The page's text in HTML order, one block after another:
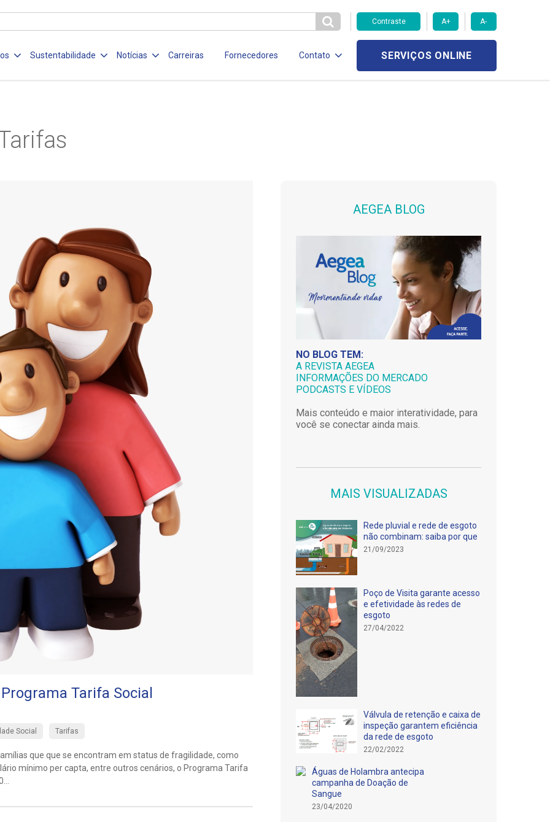
Contraste A+ A-
Sustentabilidade Notícias Carreiras Fornecedores Contato SERVIÇOS ONLINE
Tarifa Social
Social Tarifas
que que se encontram em status de fragilidade, como
mínimo per capta, entre outros cenários, o Programa Tarifa
AEGEA BLOG
NO BLOG TEM:
A REVISTA AEGEA
INFORMAÇÕES DO MERCADO
PODCASTS E VÍDEOS
Mais conteúdo e maior interatividade, para
você se conectar ainda mais.
MAIS VISUALIZADAS
Rede pluvial e rede de esgoto
não combinam: saiba por que
21/09/2023
Poço de Visita garante acesso
e efetividade às redes de
esgoto
27/04/2022
Válvula de retenção e caixa de
inspeção garantem eficiência
da rede de esgoto
22/02/2022
Águas de Holambra antecipa
campanha de Doação de
Sangue
23/04/2020